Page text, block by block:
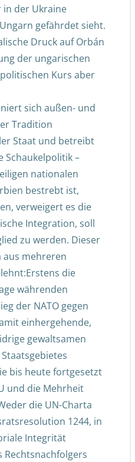
der Ukraine
gefährdet sieht.
Druck auf Orbán
der ungarischen
Kurs aber
sich außen- und
Tradition
Staat und betreibt
Schaukelpolitik –
nationalen
bestrebt ist,
verweigert es die
Integration, soll
zu werden. Dieser
aus mehreren
die
währenden
der NATO gegen
einhergehende,
gewaltsamen
bis heute fortgesetzt
und die Mehrheit
die UN-Charta
1244, in
Integrität
Rechtsnachfolgers